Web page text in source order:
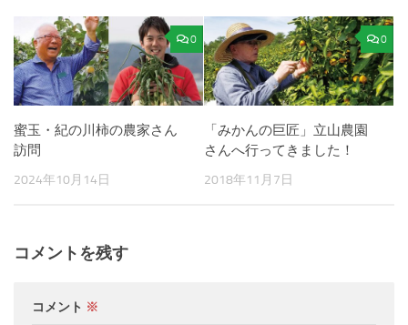
0
蜜玉・紀の川柿の農家さん
訪問
2024年10月14日
0
「みかんの巨匠」立山農園
さんへ行ってきました！
2018年11月7日
コメントを残す
コメント ※